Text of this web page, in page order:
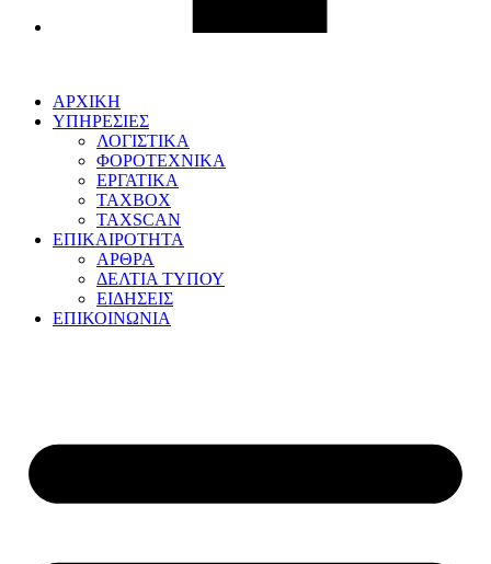
ΑΡΧΙΚΗ
ΥΠΗΡΕΣΙΕΣ
ΛΟΓΙΣΤΙΚΑ
ΦΟΡΟΤΕΧΝΙΚΑ
ΕΡΓΑΤΙΚΑ
TAXBOX
TAXSCAN
ΕΠΙΚΑΙΡΟΤΗΤΑ
ΑΡΘΡΑ
ΔΕΛΤΙΑ ΤΥΠΟΥ
ΕΙΔΗΣΕΙΣ
ΕΠΙΚΟΙΝΩΝΙΑ